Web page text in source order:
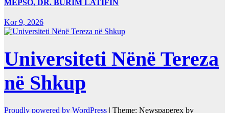
MEPSO, DR. BURIM LATIFIN
Kor 9, 2026
Universiteti Nënë Tereza
në Shkup
Proudly powered by WordPress | Theme: Newspaperex by